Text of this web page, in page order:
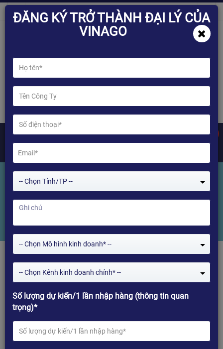
THIẾT BỊ ÂM THANH
1 2
ĐĂNG KÝ TRỞ THÀNH ĐẠI LÝ CỦA
VINAGO
-- Chọn Tỉnh/TP --
-- Chọn Mô hình kinh doanh* --
-- Chọn Kênh kinh doanh chính* --
Số lượng dự kiến/1 lần nhập hàng (thông tin quan
trọng)*